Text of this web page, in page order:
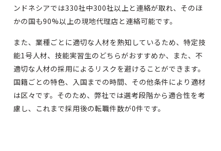
ンドネシアでは330社中300社以上と連絡が取れ、そのほ
かの国も90%以上の現地代理店と連絡可能です。
また、業種ごとに適切な人材を熟知しているため、特定技
能1号人材、技能実習生のどちらがおすすめか、また、不
適切な人材の採用によるリスクを避けることができます。
国籍ごとの特色、入国までの時間、その他条件により適材
は区々です。そのため、弊社では選考段階から適合性を考
慮し、これまで採用後の転職件数が0件です。